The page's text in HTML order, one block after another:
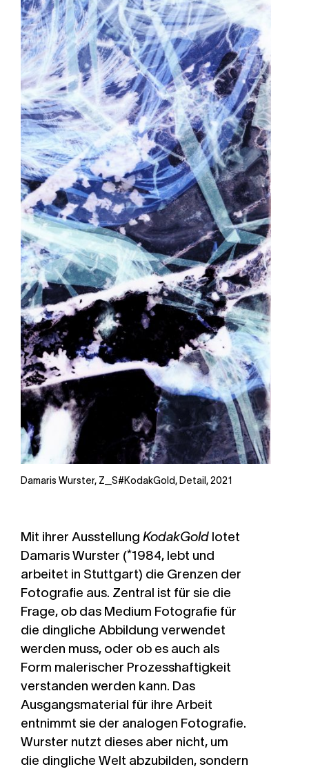
Damaris Wurster, Z_S#KodakGold, Detail, 2021
Mit ihrer Ausstellung KodakGold lotet
Damaris Wurster (*1984, lebt und
arbeitet in Stuttgart) die Grenzen der
Fotografie aus. Zentral ist für sie die
Frage, ob das Medium Fotografie für
die dingliche Abbildung verwendet
werden muss, oder ob es auch als
Form malerischer Prozesshaftigkeit
verstanden werden kann. Das
Ausgangsmaterial für ihre Arbeit
entnimmt sie der analogen Fotografie.
Wurster nutzt dieses aber nicht, um
die dingliche Welt abzubilden, sondern